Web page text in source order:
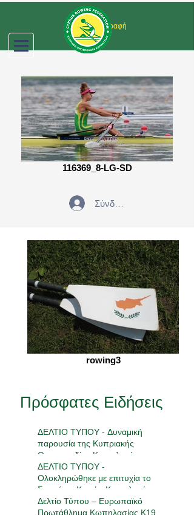
Σύνδεση/Εγγραφή
116369_8-LG-SD
Σύνδεση
rowing3
Πρόσφατες Ειδήσεις
ΔΕΛΤΙΟ ΤΥΠΟΥ - Δυναμική
παρουσία της Κυπριακής
Ομοσπονδίας Κωπηλασίας στην
18η Πανελλήνια Συνάντηση
Ανάπτυξης
ΔΕΛΤΙΟ ΤΥΠΟΥ -
Ολοκληρώθηκε με επιτυχία το
Σεμινάριο Κριτών Κωπηλασίας
2026
Δελτίο Τύπου – Ευρωπαϊκό
Πρωτάθλημα Κωπηλασίας Κ19